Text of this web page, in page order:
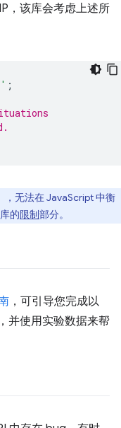
，该库会考虑上述所
;
无法在 JavaScript 中衡
库的限制部分。
，可引导您完成以
并使用实验数据来帮